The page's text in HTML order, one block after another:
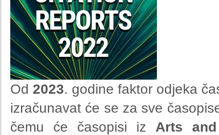
Od 2023. godine faktor odjeka
izračunavat će se za sve
čemu će časopisi iz Arts